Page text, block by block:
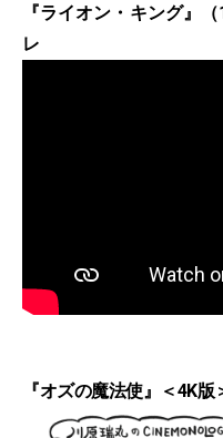
『ライオン・キング』
レ
『オズの魔法使』＜4K